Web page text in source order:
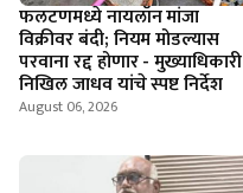
फलटणमध्ये नायलॉन मांजा
विक्रीवर बंदी; नियम मोडल्यास
परवाना रद्द होणार - मुख्याधिकारी
निखिल जाधव यांचे स्पष्ट निर्देश
August 06, 2026